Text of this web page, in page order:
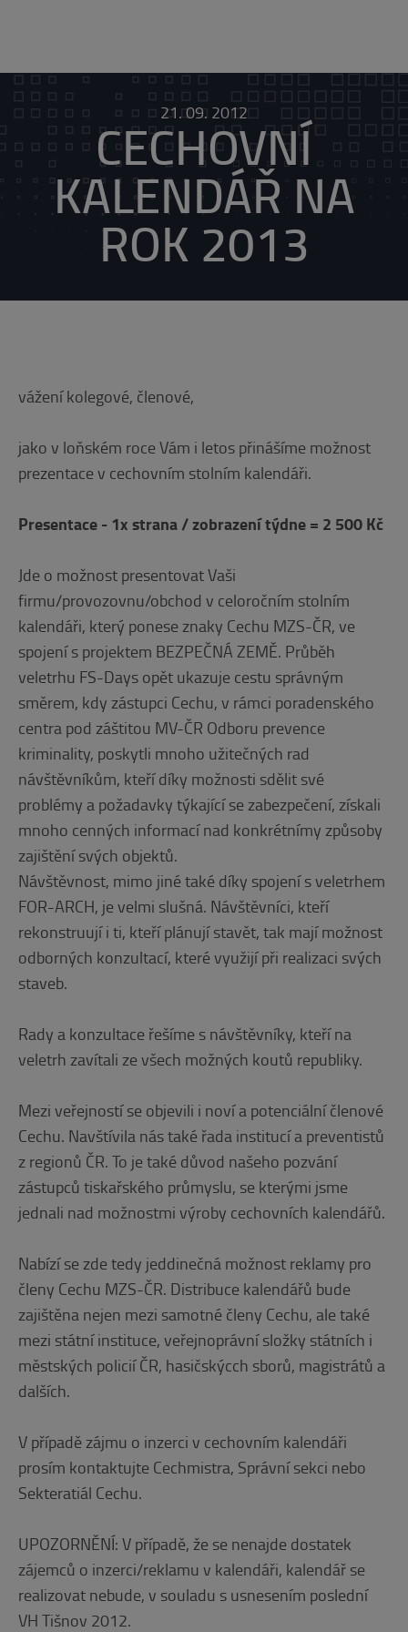
21. 09. 2012
CECHOVNÍ
KALENDÁŘ NA
ROK 2013
vážení kolegové, členové,
jako v loňském roce Vám i letos přinášíme možnost
prezentace v cechovním stolním kalendáři.
Presentace - 1x strana / zobrazení týdne = 2 500 Kč
Jde o možnost presentovat Vaši
firmu/provozovnu/obchod v celoročním stolním
kalendáři, který ponese znaky Cechu MZS-ČR, ve
spojení s projektem BEZPEČNÁ ZEMĚ. Průběh
veletrhu FS-Days opět ukazuje cestu správným
směrem, kdy zástupci Cechu, v rámci poradenského
centra pod záštitou MV-ČR Odboru prevence
kriminality, poskytli mnoho užitečných rad
návštěvníkům, kteří díky možnosti sdělit své
problémy a požadavky týkající se zabezpečení, získali
mnoho cenných informací nad konkrétnímy způsoby
zajištění svých objektů.
Návštěvnost, mimo jiné také díky spojení s veletrhem
FOR-ARCH, je velmi slušná. Návštěvníci, kteří
rekonstruují i ti, kteří plánují stavět, tak mají možnost
odborných konzultací, které využijí při realizaci svých
staveb.
Rady a konzultace řešíme s návštěvníky, kteří na
veletrh zavítali ze všech možných koutů republiky.
Mezi veřejností se objevili i noví a potenciální členové
Cechu. Navštívila nás také řada institucí a preventistů
z regionů ČR. To je také důvod našeho pozvání
zástupců tiskařského průmyslu, se kterými jsme
jednali nad možnostmi výroby cechovních kalendářů.
Nabízí se zde tedy jeddinečná možnost reklamy pro
členy Cechu MZS-ČR. Distribuce kalendářů bude
zajištěna nejen mezi samotné členy Cechu, ale také
mezi státní instituce, veřejnoprávní složky státních i
městských policií ČR, hasičskýcch sborů, magistrátů a
dalších.
V případě zájmu o inzerci v cechovním kalendáři
prosím kontaktujte Cechmistra, Správní sekci nebo
Sekteratiál Cechu.
UPOZORNĚNÍ: V případě, že se nenajde dostatek
zájemců o inzerci/reklamu v kalendáři, kalendář se
realizovat nebude, v souladu s usnesením poslední
VH Tišnov 2012.